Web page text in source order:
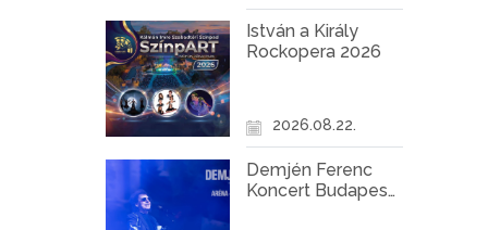
István a Király
Rockopera 2026
2026.08.22.
Demjén Ferenc
Koncert Budapest